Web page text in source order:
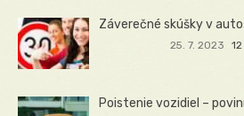
Záverečné skúšky v
25. 7. 2023
Poistenie vozidiel –